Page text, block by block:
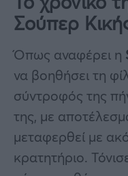
Σούπερ
Όπως αναφέρει η
να βοηθήσει τη
σύντροφός της
της, με
μεταφερθεί με
κρατητήριο.